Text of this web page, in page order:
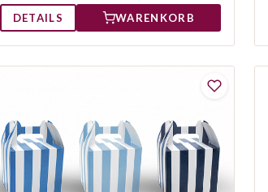
DETAILS WARENKORB